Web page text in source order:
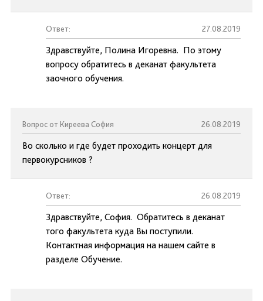
Ответ: 27.08.2019
Здравствуйте, Полина Игоревна. По этому
вопросу обратитесь в деканат факультета
заочного обучения.
Вопрос от Киреева София 26.08.2019
Во сколько и где будет проходить концерт для
первокурсников ?
Ответ: 26.08.2019
Здравствуйте, София. Обратитесь в деканат
того факультета куда Вы поступили.
Контактная информация на нашем сайте в
разделе Обучение.